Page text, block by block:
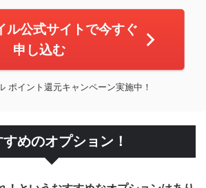
ル公式サイトで今すぐ
申し込む
ポイント還元キャンペーン実施中！
めのオプション！